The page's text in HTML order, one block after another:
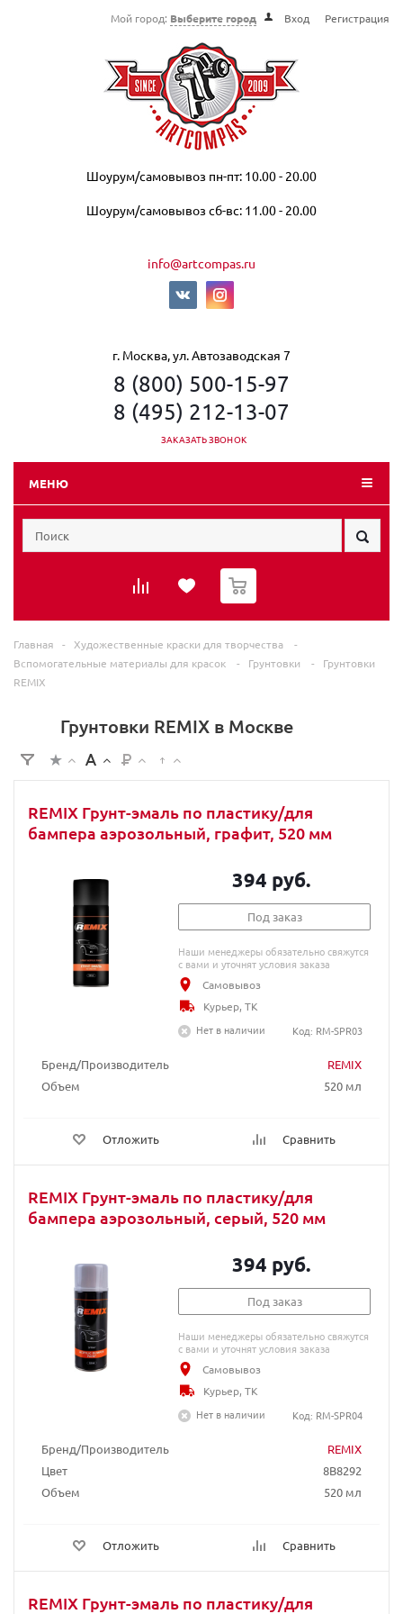
Мой город: Выберите город Вход Регистрация
Шоурум/самовывоз пн-пт: 10.00 - 20.00
Шоурум/самовывоз сб-вс: 11.00 - 20.00
info@artcompas.ru
г. Москва, ул. Автозаводская 7
8 (800) 500-15-97
8 (495) 212-13-07
ЗАКАЗАТЬ ЗВОНОК
МЕНЮ
0
Главная - Художественные краски для творчества
-
Вспомогательные материалы для красок
- Грунтовки -
Грунтовки
REMIX
Грунтовки REMIX в Москве
REMIX Грунт-эмаль по пластику/для
бампера аэрозольный, графит, 520 мм
Бренд/Производитель
REMIX
Объем
520 мл
Отложить Сравнить
394 руб.
Под заказ
Наши менеджеры обязательно свяжутся
с вами и уточнят условия заказа
Самовывоз
Курьер, ТК
Нет в наличии
Код: RM-SPR03
REMIX Грунт-эмаль по пластику/для
бампера аэрозольный, серый, 520 мм
Бренд/Производитель
REMIX
Цвет
8B8292
Объем
520 мл
Отложить Сравнить
394 руб.
Под заказ
Наши менеджеры обязательно свяжутся
с вами и уточнят условия заказа
Самовывоз
Курьер, ТК
Нет в наличии
Код: RM-SPR04
REMIX Грунт-эмаль по пластику/для